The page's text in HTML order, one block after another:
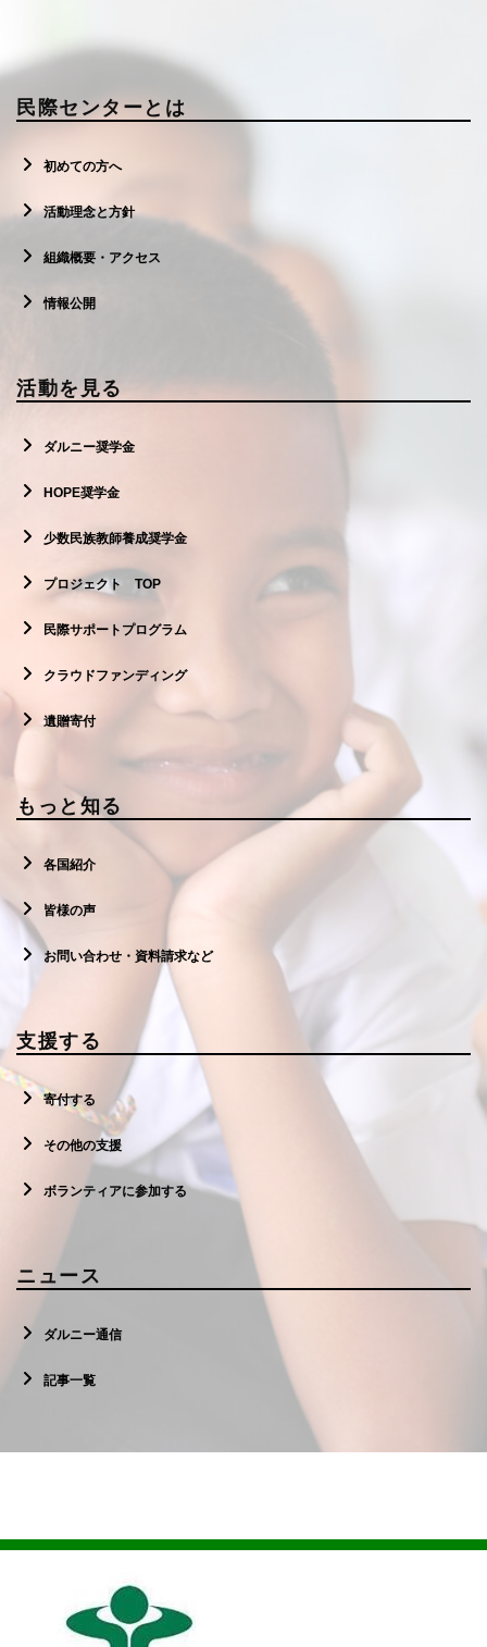
民際センターとは
初めての方へ
活動理念と方針
組織概要・アクセス
情報公開
活動を見る
ダルニー奨学金
HOPE奨学金
少数民族教師養成奨学金
プロジェクト TOP
民際サポートプログラム
クラウドファンディング
遺贈寄付
もっと知る
各国紹介
皆様の声
お問い合わせ・資料請求など
支援する
寄付する
その他の支援
ボランティアに参加する
ニュース
ダルニー通信
記事一覧